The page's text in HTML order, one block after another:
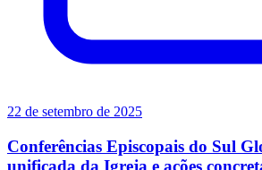
22 de setembro de 2025
Conferências Episcopais do Sul
unificada da Igreja e ações